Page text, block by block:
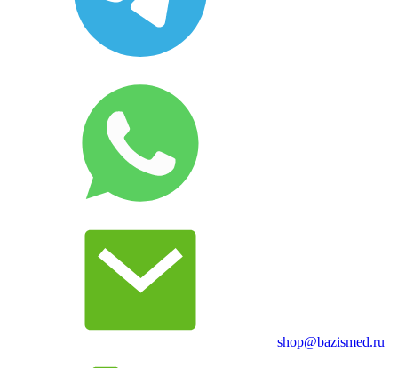
shop@bazismed.ru